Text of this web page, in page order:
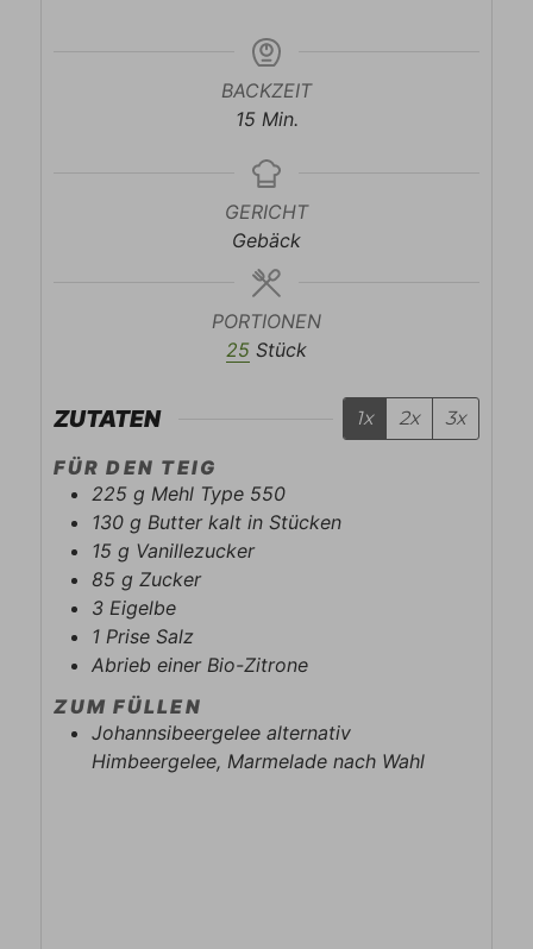
BACKZEIT
15Minuten
Min.
GERICHT
Gebäck
PORTIONEN
25 Stück
ZUTATEN 1x 2x 3x
FÜR DEN TEIG
225 g Mehl Type 550
130 g Butter kalt in Stücken
15 g Vanillezucker
85 g Zucker
3 Eigelbe
1 Prise Salz
Abrieb einer Bio-Zitrone
ZUM FÜLLEN
Johannsibeergelee alternativ
Himbeergelee, Marmelade nach Wahl